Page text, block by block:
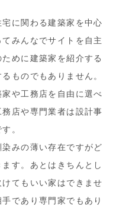
に関わる建築家を中心
みんなでサイトを自主
めに建築家を紹介する
ものでもありません。
や工務店を自由に選べ
店や専門業者は設計事
。
みの薄い存在ですがど
す。あとはきちんとし
てもいい家はできませ
であり専門家でもあり